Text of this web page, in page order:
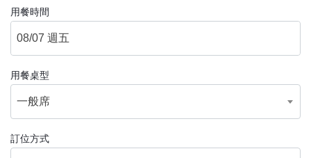
用餐時間
用餐桌型
一般席
訂位方式